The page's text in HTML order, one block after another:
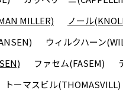
MILLER) ノール
ウィルクハーン
ファセム(FASEM)
トーマスビル(THOMASVILL)